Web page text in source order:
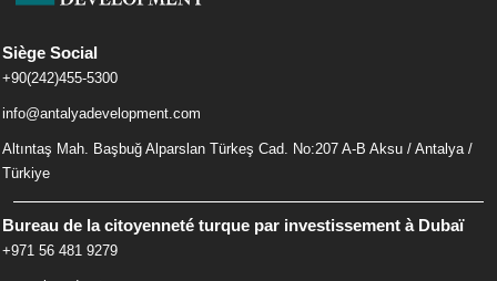
Siège Social
+90(242)455-5300
info@antalyadevelopment.com
Altıntaş Mah. Başbuğ Alparslan Türkeş Cad. No:207 A-B Aksu / Antalya /
Türkiye
Bureau de la citoyenneté turque par investissement à Dubaï
+971 56 481 9279